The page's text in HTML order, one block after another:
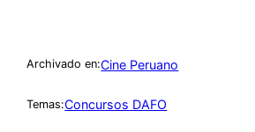
Archivado en:Cine Peruano
Temas:Concursos DAFO